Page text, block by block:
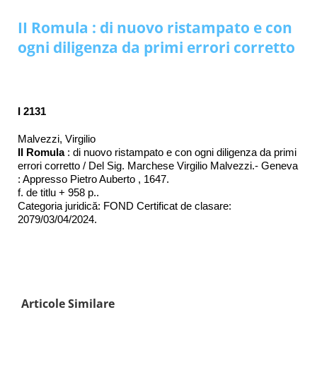
II Romula : di nuovo ristampato e con
ogni diligenza da primi errori corretto
I 2131
Malvezzi, Virgilio
II Romula: di nuovo ristampato e con ogni diligenza da primi
errori corretto / Del Sig. Marchese Virgilio Malvezzi.- Geneva
: Appresso Pietro Auberto , 1647.
f. de titlu + 958 p..
Categoria juridică: FOND Certificat de clasare:
2079/03/04/2024.
Articole Similare